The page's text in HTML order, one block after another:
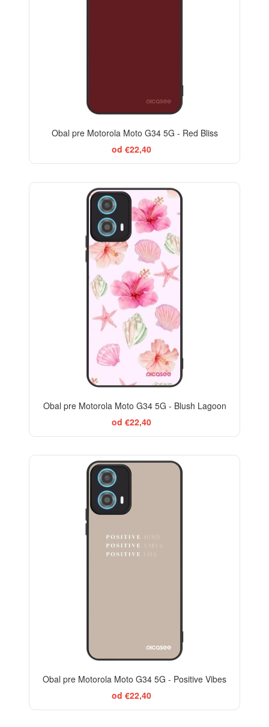
Obal pre Motorola Moto G34 5G - Red Bliss
od €22,40
Obal pre Motorola Moto G34 5G - Blush Lagoon
od €22,40
Obal pre Motorola Moto G34 5G - Positive Vibes
od €22,40